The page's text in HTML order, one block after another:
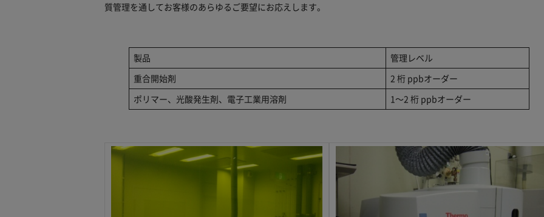
質管理を通してお客様のあらゆるご要望にお応えします。
製品
管理レベル
重合開始剤
2 桁 ppbオーダー
ポリマー、光酸発生剤、電子工業用溶剤
1～2 桁 ppbオーダー